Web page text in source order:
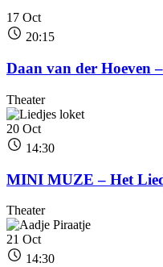
17 Oct
20:15
Daan van der Hoeven
Theater
20 Oct
14:30
MINI MUZE – Het
Theater
21 Oct
14:30